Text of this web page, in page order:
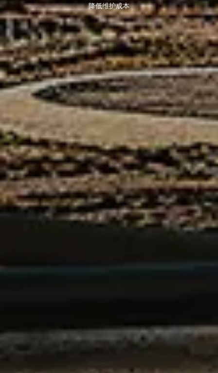
降低维护成本